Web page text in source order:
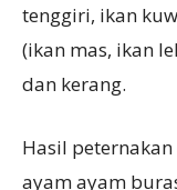
tenggiri, ikan
(ikan mas, ikan
dan kerang.
Hasil
ayam ayam